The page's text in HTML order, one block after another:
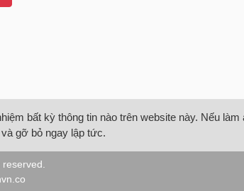
bất kỳ thông tin nào trên website này. Nếu
gỡ bỏ ngay lập tức.
reserved.